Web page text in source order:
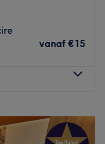
vanaf €15
10:00–20:00
–20:00